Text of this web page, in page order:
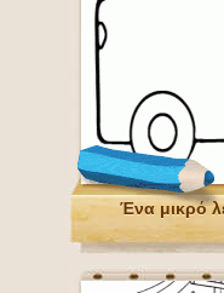
Ένα μικρό